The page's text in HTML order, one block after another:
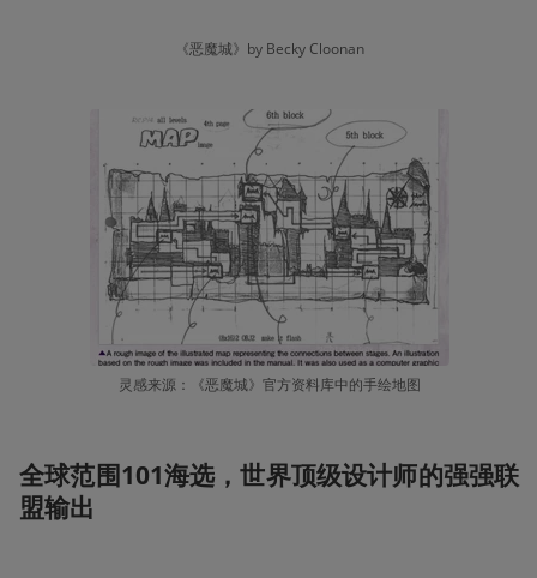
《恶魔城》by Becky Cloonan
灵感来源：《恶魔城》官方资料库中的手绘地图
全球范围101海选，世界顶级设计师的强强联
盟输出